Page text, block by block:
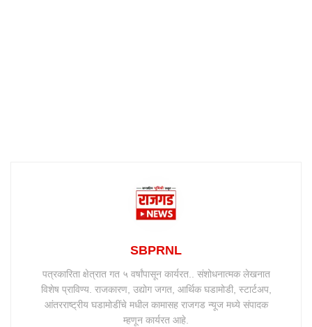
SBPRNL
पत्रकारिता क्षेत्रात गत ५ वर्षांपासून कार्यरत.. संशोधनात्मक लेखनात
विशेष प्राविण्य. राजकारण, उद्योग जगत, आर्थिक घडामोडी, स्टार्टअप,
आंतरराष्ट्रीय घडामोडींचे मधील कामासह राजगड न्यूज मध्ये संपादक
म्हणून कार्यरत आहे.